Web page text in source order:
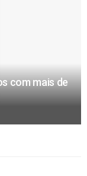
com mais de